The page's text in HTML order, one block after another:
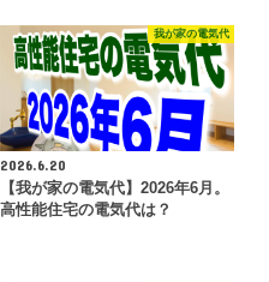
我が家の電気代
2026.6.20
【我が家の電気代】2026年6月。
高性能住宅の電気代は？